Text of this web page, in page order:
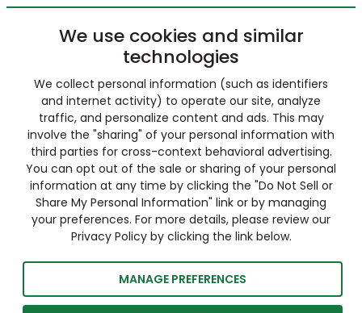
We use cookies and similar
technologies
We collect personal information (such as identifiers
and internet activity) to operate our site, analyze
traffic, and personalize content and ads. This may
involve the "sharing" of your personal information with
third parties for cross-context behavioral advertising.
You can opt out of the sale or sharing of your personal
information at any time by clicking the "Do Not Sell or
Share My Personal Information" link or by managing
your preferences. For more details, please review our
Privacy Policy by clicking the link below.
MANAGE PREFERENCES